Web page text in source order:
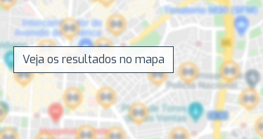
Veja os resultados no mapa